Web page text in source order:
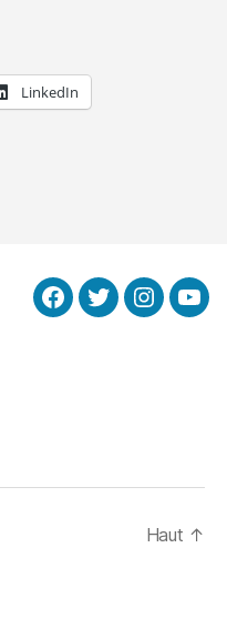
LinkedIn
Facebook
Twitter
Haut ↑